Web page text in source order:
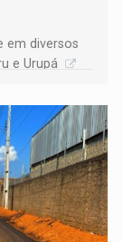
em diversos
e Urupá